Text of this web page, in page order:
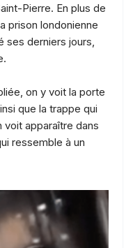
Pierre. En plus de
prison londonienne
ses derniers jours,
on y voit la porte
que la trappe qui
voit apparaître dans
ressemble à un